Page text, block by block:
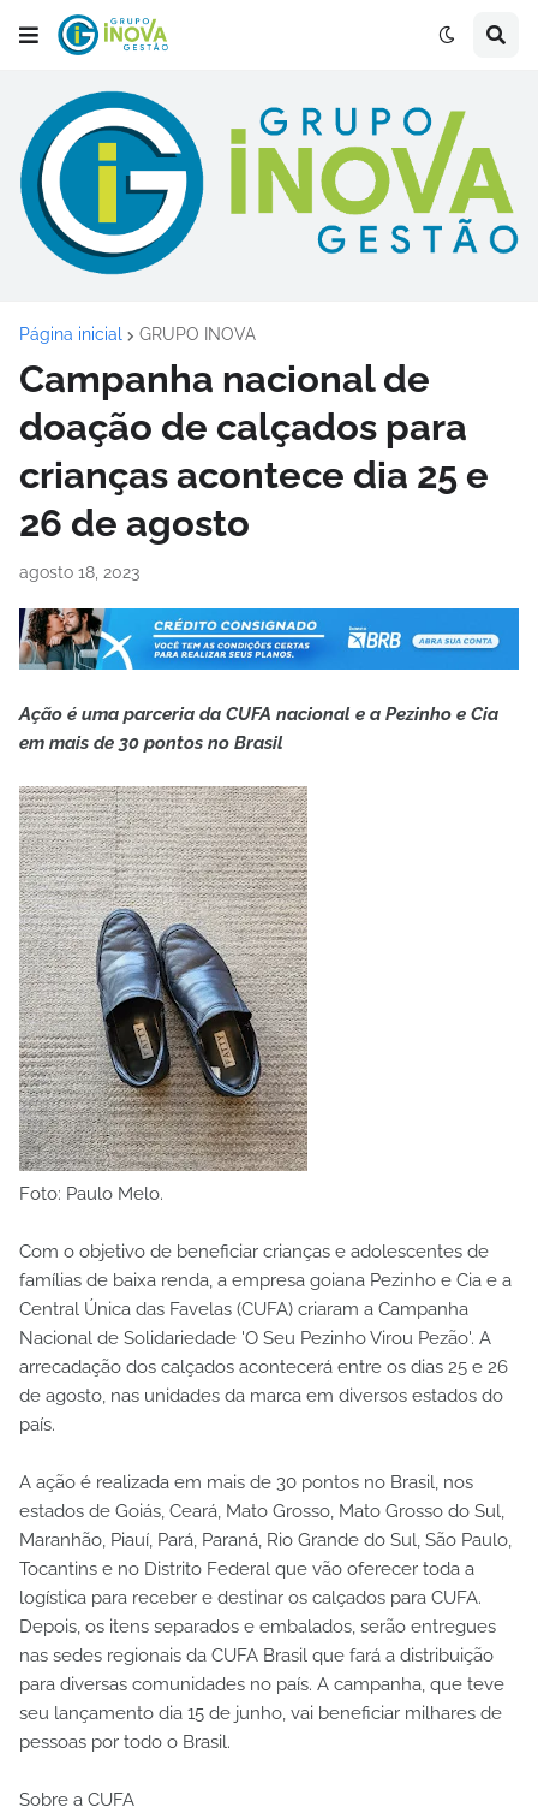
Página inicial GRUPO INOVA
Campanha nacional de
doação de calçados para
crianças acontece dia 25 e
26 de agosto
agosto 18, 2023
Ação é uma parceria da CUFA nacional e a Pezinho e Cia
em mais de 30 pontos no Brasil
Foto: Paulo Melo.
Com o objetivo de beneficiar crianças e adolescentes de
famílias de baixa renda, a empresa goiana Pezinho e Cia e a
Central Única das Favelas (CUFA) criaram a Campanha
Nacional de Solidariedade 'O Seu Pezinho Virou Pezão'. A
arrecadação dos calçados acontecerá entre os dias 25 e 26
de agosto, nas unidades da marca em diversos estados do
país.
A ação é realizada em mais de 30 pontos no Brasil, nos
estados de Goiás, Ceará, Mato Grosso, Mato Grosso do Sul,
Maranhão, Piauí, Pará, Paraná, Rio Grande do Sul, São Paulo,
Tocantins e no Distrito Federal que vão oferecer toda a
logística para receber e destinar os calçados para CUFA.
Depois, os itens separados e embalados, serão entregues
nas sedes regionais da CUFA Brasil que fará a distribuição
para diversas comunidades no país. A campanha, que teve
seu lançamento dia 15 de junho, vai beneficiar milhares de
pessoas por todo o Brasil.
Sobre a CUFA